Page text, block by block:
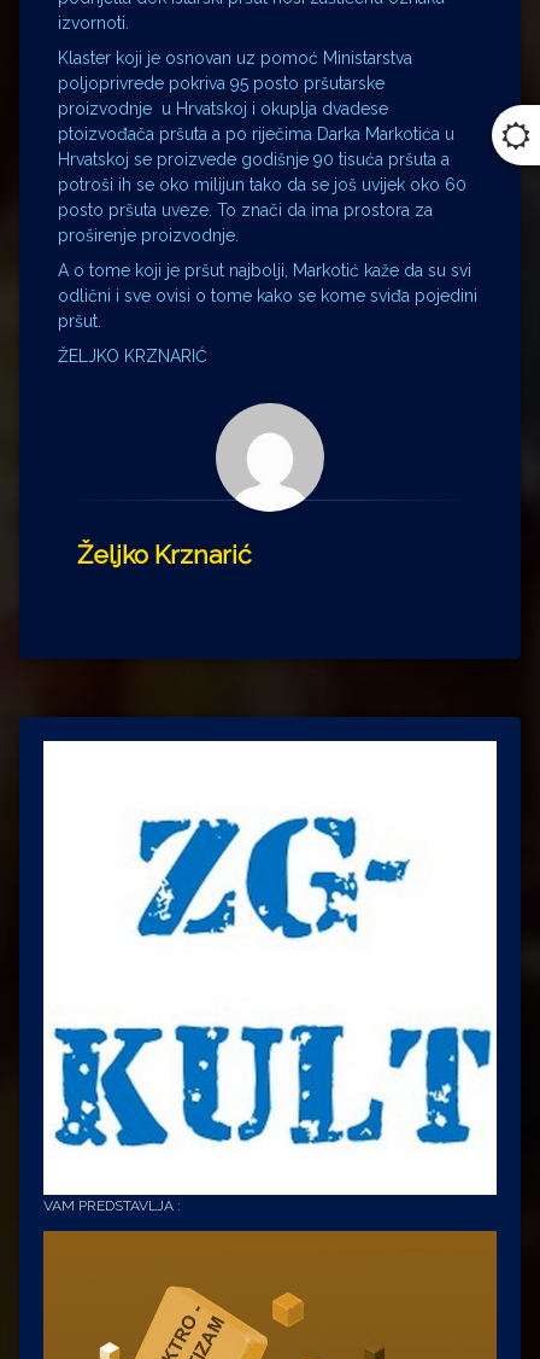
izvornoti.
Klaster koji je osnovan uz pomoć Ministarstva
poljoprivrede pokriva 95 posto pršutarske
proizvodnje u Hrvatskoj i okuplja dvadese
ptoizvođača pršuta a po riječima Darka Markotića u
Hrvatskoj se proizvede godišnje 90 tisuća pršuta a
potroši ih se oko milijun tako da se još uvijek oko 60
posto pršuta uveze. To znači da ima prostora za
proširenje proizvodnje.
A o tome koji je pršut najbolji, Markotić kaže da su svi
odlični i sve ovisi o tome kako se kome sviđa pojedini
pršut.
ŽELJKO KRZNARIĆ
Željko Krznarić
VAM PREDSTAVLJA :